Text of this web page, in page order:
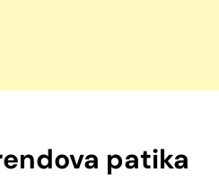
patika